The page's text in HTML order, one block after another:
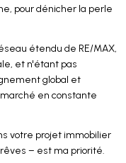
pour dénicher la perle
étendu de RE/MAX,
et n'étant pas
global et
en constante
votre projet immobilier
– est ma priorité.